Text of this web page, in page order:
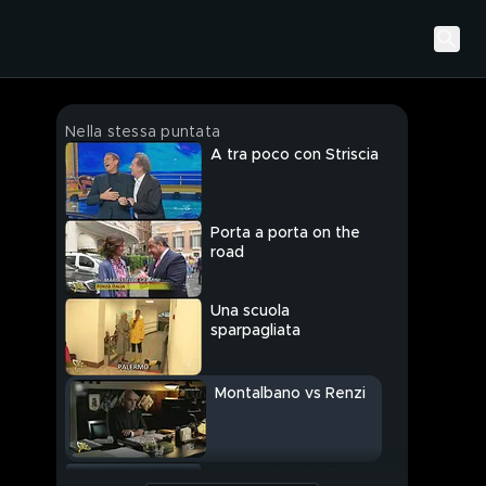
Nella stessa puntata
A tra poco con Striscia
Porta a porta on the
road
Una scuola
sparpagliata
Montalbano vs Renzi